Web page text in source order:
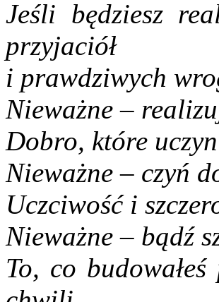
Jeśli będziesz
przyjaciół
i prawdziwych
Nieważne –
Dobro, które
Nieważne – czyń
Uczciwość i
Nieważne – bądź
To, co